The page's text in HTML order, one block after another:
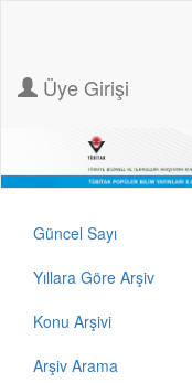
Üye Girişi
Güncel Sayı
Yıllara Göre Arşiv
Konu Arşivi
Arşiv Arama